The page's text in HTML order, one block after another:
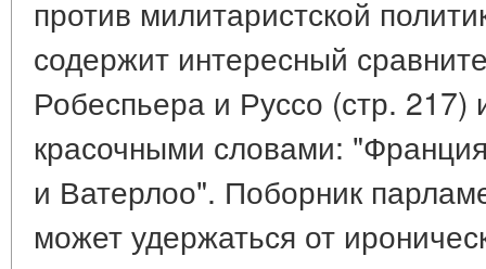
против милитаристской
содержит интересный
Робеспьера и Руссо (стр. 217)
красочными словами:
и Ватерлоо". Поборник
может удержаться от